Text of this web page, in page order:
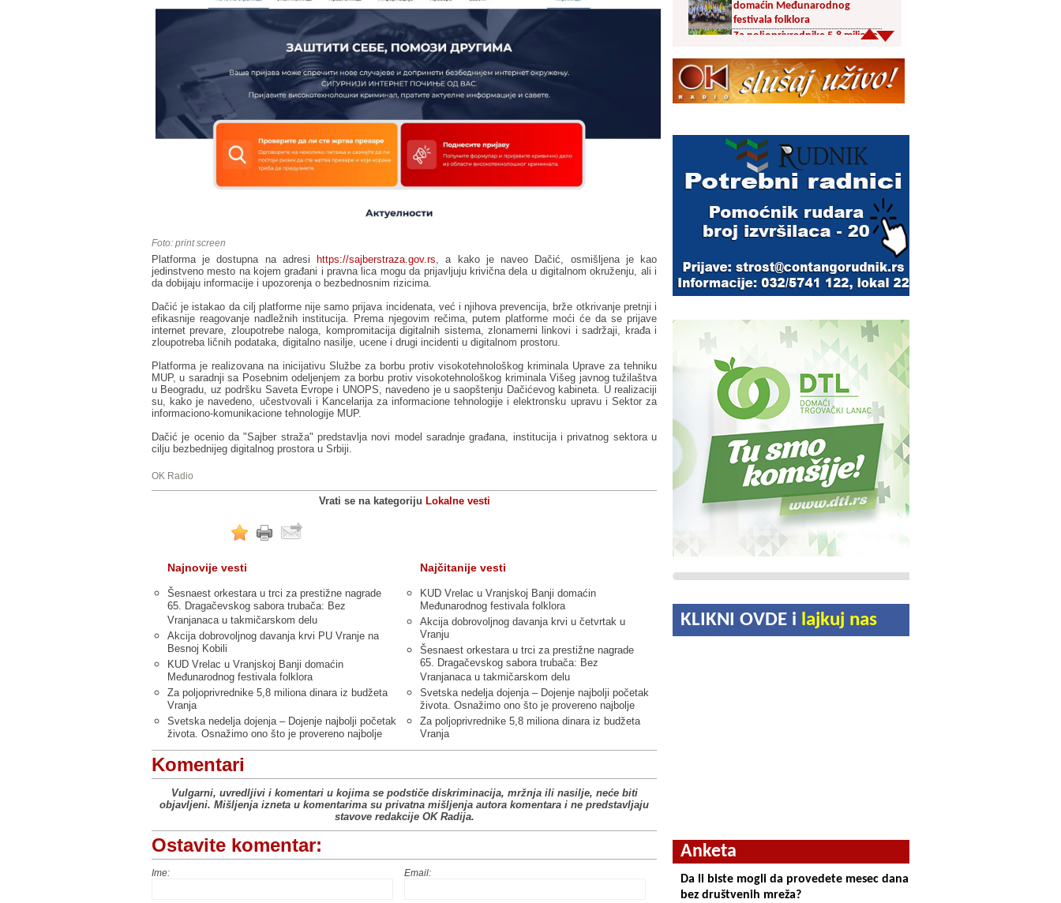
Foto: print screen
Platforma je dostupna na adresi https://sajberstraza.gov.rs, a kako je naveo Dačić, osmišljena je kao
jedinstveno mesto na kojem građani i pravna lica mogu da prijavljuju krivična dela u digitalnom okruženju, ali i
da dobijaju informacije i upozorenja o bezbednosnim rizicima.
Dačić je istakao da cilj platforme nije samo prijava incidenata, već i njihova prevencija, brže otkrivanje pretnji i
efikasnije reagovanje nadležnih institucija. Prema njegovim rečima, putem platforme moći će da se prijave
internet prevare, zloupotrebe naloga, kompromitacija digitalnih sistema, zlonamerni linkovi i sadržaji, krađa i
zloupotreba ličnih podataka, digitalno nasilje, ucene i drugi incidenti u digitalnom prostoru.
Platforma je realizovana na inicijativu Službe za borbu protiv visokotehnološkog kriminala Uprave za tehniku
MUP, u saradnji sa Posebnim odeljenjem za borbu protiv visokotehnološkog kriminala Višeg javnog tužilaštva
u Beogradu, uz podršku Saveta Evrope i UNOPS, navedeno je u saopštenju Dačićevog kabineta. U realizaciji
su, kako je navedeno, učestvovali i Kancelarija za informacione tehnologije i elektronsku upravu i Sektor za
informaciono-komunikacione tehnologije MUP.
Dačić je ocenio da "Sajber straža" predstavlja novi model saradnje građana, institucija i privatnog sektora u
cilju bezbednijeg digitalnog prostora u Srbiji.
OK Radio
Vrati se na kategoriju Lokalne vesti
Najnovije vesti
Šesnaest orkestara u trci za prestižne nagrade
65. Dragačevskog sabora trubača: Bez
Vranjanaca u takmičarskom delu
Akcija dobrovoljnog davanja krvi PU Vranje na
Besnoj Kobili
KUD Vrelac u Vranjskoj Banji domaćin
Međunarodnog festivala folklora
Za poljoprivrednike 5,8 miliona dinara iz budžeta
Vranja
Svetska nedelja dojenja – Dojenje najbolji početak
života. Osnažimo ono što je provereno najbolje
Najčitanije vesti
KUD Vrelac u Vranjskoj Banji domaćin
Međunarodnog festivala folklora
Akcija dobrovoljnog davanja krvi u četvrtak u
Vranju
Šesnaest orkestara u trci za prestižne nagrade
65. Dragačevskog sabora trubača: Bez
Vranjanaca u takmičarskom delu
Svetska nedelja dojenja – Dojenje najbolji početak
života. Osnažimo ono što je provereno najbolje
Za poljoprivrednike 5,8 miliona dinara iz budžeta
Vranja
Komentari
Vulgarni, uvredljivi i komentari u kojima se podstiče diskriminacija, mržnja ili nasilje, neće biti
objavljeni. Mišljenja izneta u komentarima su privatna mišljenja autora komentara i ne predstavljaju
stavove redakcije OK Radija.
Ostavite komentar:
Ime: Email:
domaćin Međunarodnog
festivala folklora
Za poljoprivrednike 5,8 miliona
Svetska nedelja dojenja –
Dojenje najbolji početak
Akcija dobrovoljnog davanja
krvi u četvrtak u Vranju
Ukrao novac iz crkve: Policija
Karađorđevići po povratku iz
Grčke posetili manastir Svetog
kod Vranja (FOTO)
Divlja borovnica “na malo” i do
10 evra
Pravoslavci danas obeležavaju
Blagu Mariju
KLIKNI OVDE i lajkuj nas
Anketa
Da li biste mogli da provedete mesec dana
bez društvenih mreža?